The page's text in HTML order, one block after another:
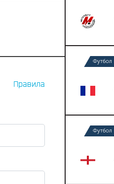
Правила
Футбол
Футбол